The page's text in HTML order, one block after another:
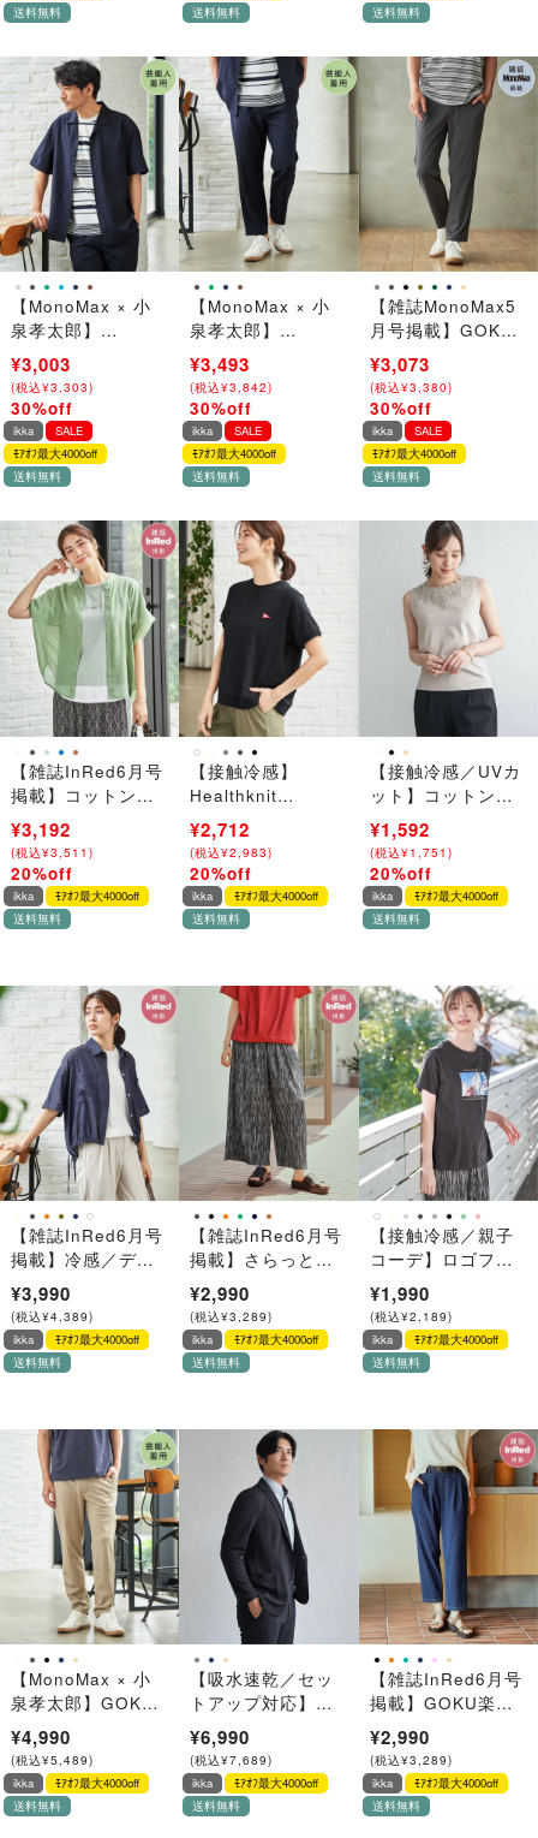
送料無料
【MonoMax × 小
泉孝太郎】
Reflax(R)冷感UV
オープンカラーシ
ャツ「小泉孝太郎
さん着用モデル」
¥4,290
(税込¥4,719)
→
¥3,003
(税込¥3,303)
30%off
送料無料
【MonoMax × 小
泉孝太郎】
Reflax(R)冷感UV
イージーアンクル
パンツ「小泉孝太
郎さん着用モデ
ル」
¥4,990
(税込¥5,489)
→
¥3,493
(税込¥3,842)
30%off
送料無料
【雑誌MonoMax5
月号掲載】GOKU
楽パンツ EASY
STRETCH 冷感ア
ンクル【接触冷
感】「小泉孝太郎
さん着用モデル」
¥4,390
(税込¥4,829)
→
¥3,073
(税込¥3,380)
30%off
ikka
SALE
ﾓｱｵﾌ最大4000off
送料無料
【雑誌InRed6月号
掲載】コットンラ
イクシアードルマ
ンブラウス
¥3,990
(税込¥4,389 )
→
¥3,192
(税込¥3,511 )
20%off
ikka
SALE
ﾓｱｵﾌ最大4000off
送料無料
【接触冷感】
Healthknit
Product ヘルスニ
ットプロダクト 半
袖Tシャツ
¥3,390
(税込¥3,729)
→
¥2,712
(税込¥2,983)
20%off
ikka
SALE
ﾓｱｵﾌ最大4000off
送料無料
【接触冷感／UVカ
ット】コットン前
後レースタンクト
ップ
¥1,990
(税込¥2,189 )
→
¥1,592
(税込¥1,751 )
20%off
ikka
ﾓｱｵﾌ最大4000off
送料無料
【雑誌InRed6月号
掲載】冷感／デニ
ム裾ドロストシャ
ツ
¥3,990
(税込¥4,389)
ikka
ﾓｱｵﾌ最大4000off
送料無料
【雑誌InRed6月号
掲載】さらっとプ
リーツワイドパン
ツ【親子コーデ】
¥2,990
(税込¥3,289)
ikka
ﾓｱｵﾌ最大4000off
送料無料
【接触冷感／親子
コーデ】ロゴフォ
トプリントTシャツ
¥1,990
(税込¥2,189)
ikka
ﾓｱｵﾌ最大4000off
送料無料
【MonoMax × 小
泉孝太郎】GOKU
楽パンツ EASY
STRETCH ピケ
「小泉孝太郎さん
着用モデル」
¥4,990
(税込¥5,489)
ikka
ﾓｱｵﾌ最大4000off
送料無料
【吸水速乾／セッ
トアップ対応】
GOKU楽ワーク
DRYソフトカノコ
ジャケット
¥6,990
(税込¥7,689)
ikka
ﾓｱｵﾌ最大4000off
送料無料
【雑誌InRed6月号
掲載】GOKU楽パ
ンツ 冷感テーパー
ド【接触冷感】
¥2,990
(税込¥3,289)
ikka
ﾓｱｵﾌ最大4000off
送料無料
ikka
ﾓｱｵﾌ最大4000off
送料無料
ikka
ﾓｱｵﾌ最大4000off
送料無料